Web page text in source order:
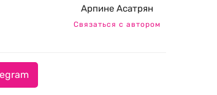
Арпине Асатрян
Связаться с автором